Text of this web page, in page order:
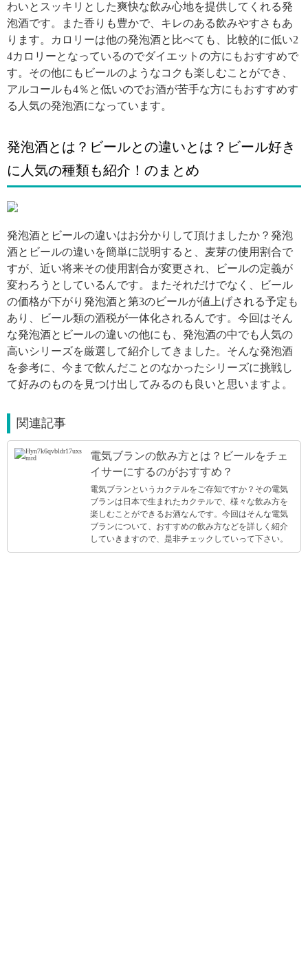
わいとスッキリとした爽快な飲み心地を提供してくれる発
泡酒です。また香りも豊かで、キレのある飲みやすさもあ
ります。カロリーは他の発泡酒と比べても、比較的に低い2
4カロリーとなっているのでダイエットの方にもおすすめで
す。その他にもビールのようなコクも楽しむことができ、
アルコールも4％と低いのでお酒が苦手な方にもおすすめす
る人気の発泡酒になっています。
発泡酒とは？ビールとの違いとは？ビール好き
に人気の種類も紹介！のまとめ
引用: https://i.pinimg.com/564x/aa/3f/48/aa3f489ec73dda4cfebe61aa61ea1182.jpg
発泡酒とビールの違いはお分かりして頂けましたか？発泡
酒とビールの違いを簡単に説明すると、麦芽の使用割合で
すが、近い将来その使用割合が変更され、ビールの定義が
変わろうとしているんです。またそれだけでなく、ビール
の価格が下がり発泡酒と第3のビールが値上げされる予定も
あり、ビール類の酒税が一体化されるんです。今回はそん
な発泡酒とビールの違いの他にも、発泡酒の中でも人気の
高いシリーズを厳選して紹介してきました。そんな発泡酒
を参考に、今まで飲んだことのなかったシリーズに挑戦し
て好みのものを見つけ出してみるのも良いと思いますよ。
関連記事
電気ブランの飲み方とは？ビールをチェ
イサーにするのがおすすめ？
電気ブランというカクテルをご存知ですか？その電気
ブランは日本で生まれたカクテルで、様々な飲み方を
楽しむことができるお酒なんです。今回はそんな電気
ブランについて、おすすめの飲み方などを詳しく紹介
していきますので、是非チェックしていって下さい。